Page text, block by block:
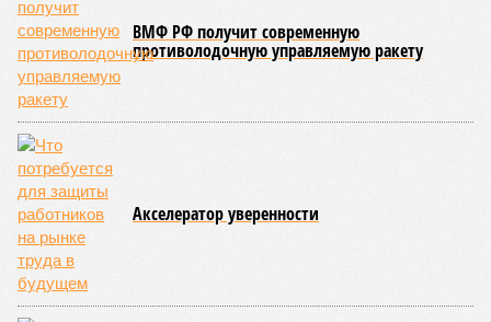
ВМФ РФ получит современную
противолодочную управляемую ракету
Акселератор уверенности